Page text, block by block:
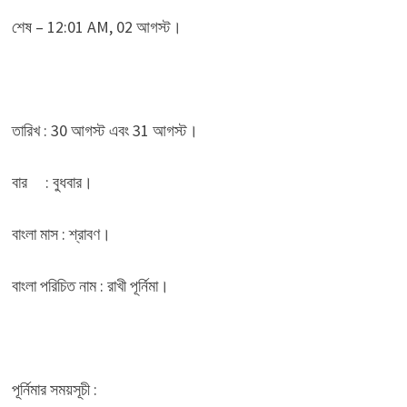
শেষ – 12:01 AM, 02 আগস্ট।
তারিখ : 30 আগস্ট এবং 31 আগস্ট।
বার : বুধবার।
বাংলা মাস : শ্রাবণ।
বাংলা পরিচিত নাম : রাখী পূর্নিমা।
পূর্নিমার সময়সূচী :